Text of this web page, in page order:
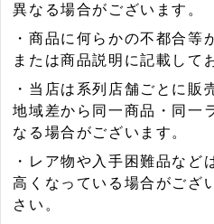
異なる場合がございます。
・商品に何らかの不都合等
または商品説明に記載して
・当店は系列店舗ごとに販
地域差から同一商品・同一
なる場合がございます。
・レア物や入手困難品など
高くなっている場合がござ
さい。